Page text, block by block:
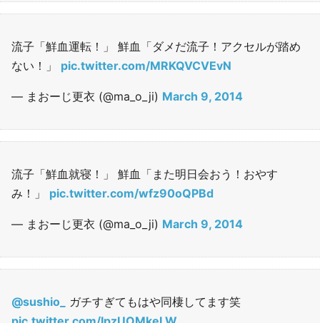
流子「鮮血運転！」 鮮血「ダメだ流子！アクセルが踏め
ない！」 pic.twitter.com/MRKQVCVEvN
— まおーじ更衣 (@ma_o_ji) March 9, 2014
流子「鮮血就寝！」 鮮血「また明日会おう！おやす
み！」 pic.twitter.com/wfz90oQPBd
— まおーじ更衣 (@ma_o_ji) March 9, 2014
@sushio_
ガチすぎてもはや同棲してます笑